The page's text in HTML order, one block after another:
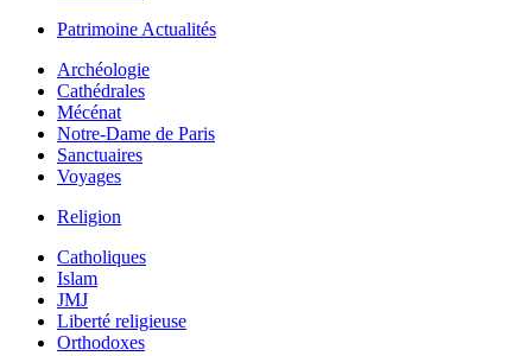
Patrimoine Actualités
Archéologie
Cathédrales
Mécénat
Notre-Dame de Paris
Sanctuaires
Voyages
Religion
Catholiques
Islam
JMJ
Liberté religieuse
Orthodoxes